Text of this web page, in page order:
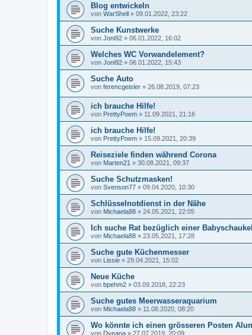
Blog entwickeln
von WarShell » 09.01.2022, 23:22
Suche Kunstwerke
von Joni92 » 06.01.2022, 16:02
Welches WC Vorwandelement?
von Joni92 » 06.01.2022, 15:43
Suche Auto
von ferencgeisler » 26.08.2019, 07:23
ich brauche Hilfe!
von PrettyPoem » 11.09.2021, 21:16
ich brauche Hilfe!
von PrettyPoem » 15.09.2021, 20:39
Reiseziele finden während Corona
von Marten21 » 30.08.2021, 09:37
Suche Schutzmasken!
von Svenson77 » 09.04.2020, 10:30
Schlüsselnotdienst in der Nähe
von Michaela88 » 24.05.2021, 22:05
Ich suche Rat bezüglich einer Babyschaukel
von Michaela88 » 23.05.2021, 17:28
Suche gute Küchenmesser
von Lissie » 29.04.2021, 15:02
Neue Küche
von bpehm2 » 03.09.2018, 22:23
Suche gutes Meerwasseraquarium
von Michaela88 » 11.08.2020, 08:20
Wo könnte ich einen grösseren Posten
von Dyeana » 27.07.2019, 20:09